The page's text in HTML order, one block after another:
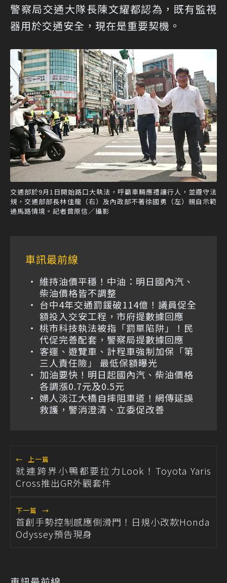
警察局交通大隊長陳文耀都認為，既有監視
器用於交通安全，現在是重要契機。
交通部於9月1日開始路口大執法，呼籲車輛應禮讓行人，並遵守法
規，交通部部長林佳龍（右）及內政部不著徐國勇（左）親自示範
過馬路情境。記者曾原信／攝影
車訊最前線
維持油價平穩！中油：明日國內汽、
柴油價格皆不調整
台中4年交通罰鍰破114億！議員促全
額投入交安工程，市府提數據回應
桃市科技執法被指「罰單陷阱」！民
代促完善配套，警察局提數據回應
客運、遊覽車、計程車強制加保「第
三人責任險」 最低保額曝光
加油要快！明日起國內汽、柴油價格
各調漲0.7元及0.5元
婦人淡江大橋自摔阻車道！網傳延誤
救護，警消澄清、立委促改善
← 上一篇
就連跨界小鴨都要拉力Look！Toyota Yaris
Cross推出GR外觀套件
下一篇 →
首創手勢控制感應側滑門！日規小改款Honda
Odyssey預告現身